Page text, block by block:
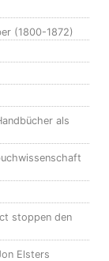
(1800-1872)
als
stoppen den
Elsters